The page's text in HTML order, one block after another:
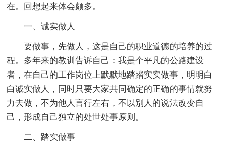
在。回想起来体会颇多。
一、诚实做人
要做事，先做人，这是自己的职业道德的培养的过
程。多年来的教训告诉自己：我是个平凡的公路建设
者，在自己的工作岗位上默默地踏踏实实做事，明明白
白诚实做人，同时只要大家共同确定的正确的事情就努
力去做，不为他人言行左右，不以别人的说法改变自
己，形成自己独立的处世处事原则。
二、踏实做事